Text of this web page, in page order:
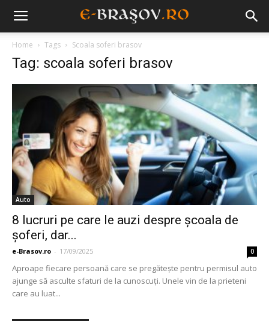
Home Tags Scoala soferi brasov
Tag: scoala soferi brasov
Auto
​8 lucruri pe care le auzi despre școala de
șoferi, dar...
e-Brasov.ro - 17/09/2025 0
Aproape fiecare persoană care se pregătește pentru permisul auto
ajunge să asculte sfaturi de la cunoscuți. Unele vin de la prieteni
care au luat...